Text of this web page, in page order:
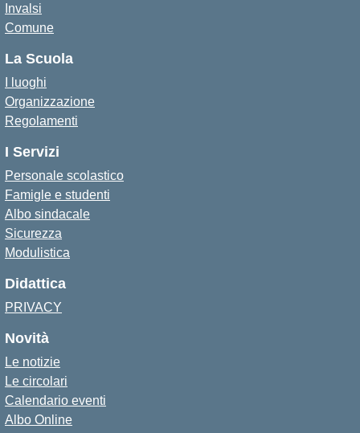
Invalsi
Comune
La Scuola
I luoghi
Organizzazione
Regolamenti
I Servizi
Personale scolastico
Famigle e studenti
Albo sindacale
Sicurezza
Modulistica
Didattica
PRIVACY
Novità
Le notizie
Le circolari
Calendario eventi
Albo Online